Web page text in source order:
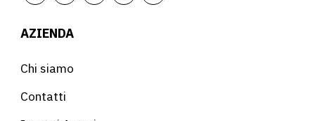
AZIENDA
Chi siamo
Contatti